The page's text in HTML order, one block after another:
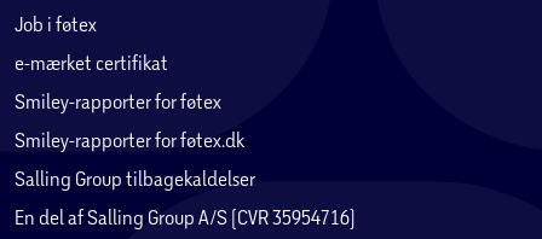
følelse, sidder behageligt på håndleddet og fungerer godt
Gray, Silver og Pink Gold.
Hurtig, intuitiv navigation
One UI 5-grænsefladen er hurtig og intuitiv og giver dig
nem adgang til de apps og funktioner, du bruger mest.
Grænsefladen giver dig også mulighed for stemmestyring
Job i føtex
e-mærket certifikat
Smiley-rapporter for føtex
Smiley-rapporter for føtex.dk
Salling Group tilbagekaldelser
En del af Salling Group A/S (CVR 35954716)